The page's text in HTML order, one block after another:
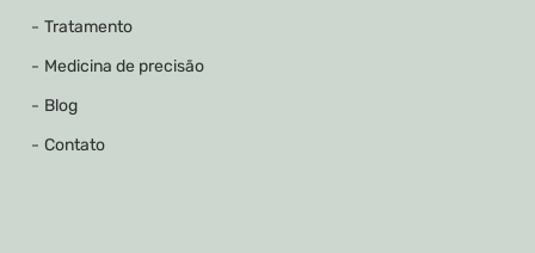
Tratamento
Medicina de precisão
Blog
Contato